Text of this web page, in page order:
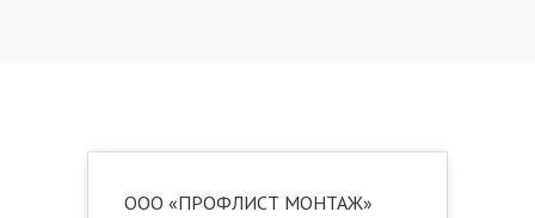
ООО «ПРОФЛИСТ МОНТАЖ»